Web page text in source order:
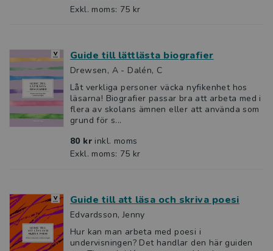
Exkl. moms: 75 kr
Guide till lättlästa biografier
Drewsen, A - Dalén, C
Låt verkliga personer väcka nyfikenhet hos
läsarna! Biografier passar bra att arbeta med i
flera av skolans ämnen eller att använda som
grund för s...
80 kr inkl. moms
Exkl. moms: 75 kr
Guide till att läsa och skriva poesi
Edvardsson, Jenny
Hur kan man arbeta med poesi i
undervisningen? Det handlar den här guiden